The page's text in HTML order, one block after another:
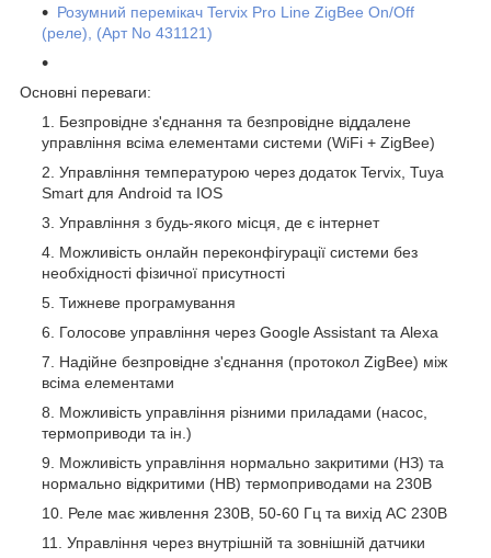
Розумний перемікач Tervix Pro Line ZigBee On/Off
(реле), (Арт No 431121)
Основні переваги:
Безпровідне з'єднання та безпровідне віддалене
управління всіма елементами системи (WiFi + ZigBee)
Управління температурою через додаток Tervix, Tuya
Smart для Android та IOS
Управління з будь-якого місця, де є інтернет
Можливість онлайн переконфігурації системи без
необхідності фізичної присутності
Тижневе програмування
Голосове управління через Google Assistant та Alexa
Надійне безпровідне з'єднання (протокол ZigBee) між
всіма елементами
Можливість управління різними приладами (насос,
термоприводи та ін.)
Можливість управління нормально закритими (НЗ) та
нормально відкритими (НВ) термоприводами на 230В
Реле має живлення 230В, 50-60 Гц та вихід AC 230В
Управління через внутрішній та зовнішній датчики